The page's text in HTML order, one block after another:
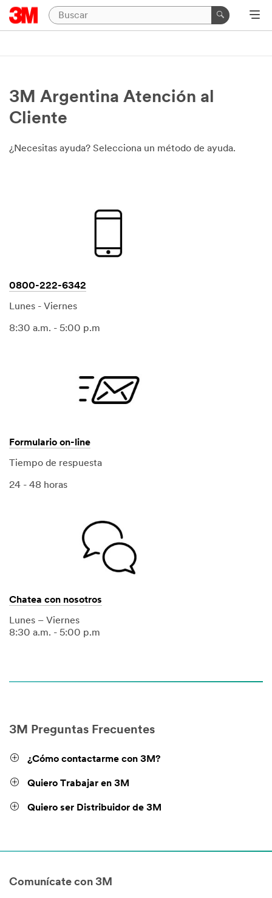
3M Argentina Atención al
Cliente
¿Necesitas ayuda? Selecciona un método de ayuda.
0800-222-6342
Lunes - Viernes
8:30 a.m. - 5:00 p.m
Formulario on-line
Tiempo de respuesta
24 - 48 horas
Chatea con nosotros
Lunes – Viernes
8:30 a.m. - 5:00 p.m
3M Preguntas Frecuentes
¿Cómo contactarme con 3M?
Quiero Trabajar en 3M
Quiero ser Distribuidor de 3M
Comunícate con 3M